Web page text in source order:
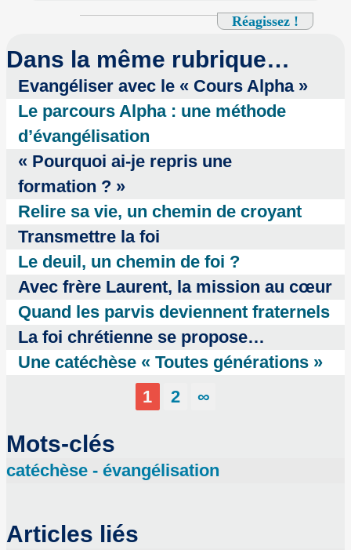
Réagissez !
Dans la même rubrique…
Evangéliser avec le « Cours Alpha »
Le parcours Alpha : une méthode
d’évangélisation
« Pourquoi ai-je repris une
formation ? »
Relire sa vie, un chemin de croyant
Transmettre la foi
Le deuil, un chemin de foi ?
Avec frère Laurent, la mission au cœur
Quand les parvis deviennent fraternels
La foi chrétienne se propose…
Une catéchèse « Toutes générations »
1
2 ∞
Mots-clés
catéchèse - évangélisation
Articles liés